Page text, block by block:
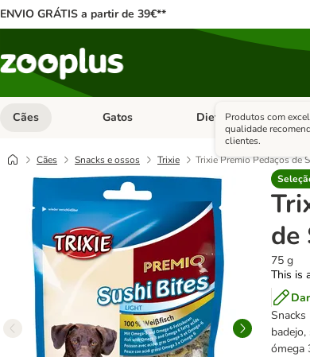
ENVIO GRÁTIS a partir de 39€**
Cães Abrir menu de categoria: Cães
Gatos Abrir menu de categoria:
Dieta Vet.
Cães Snacks e ossos Trixie
Trixie Premio Pedaços de
Produtos com
qualidade
clientes.
de
75 g
This is
ómega